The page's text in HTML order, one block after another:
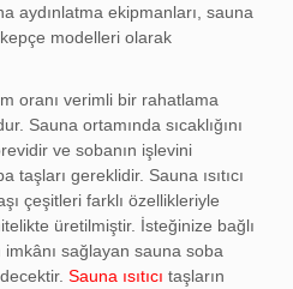
aydınlatma ekipmanları , sauna
modelleri olarak
oranı verimli bir rahatlama
Sauna ortamında sıcaklığını
ve sobanın işlevini
taşları gereklidir. Sauna ısıtıcı
çeşitleri farklı özellikleriyle
üretilmiştir. İsteğinize bağlı
sağlayan sauna soba
Sauna ısıtıcı taşların